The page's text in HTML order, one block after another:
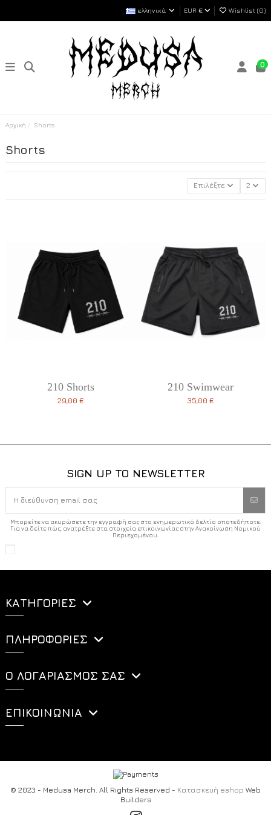
ελληνικά EUR € Wishlist (0)
0
Αρχική Shorts
Shorts
Επιλέξτε 2
210 Shorts
29,00 €
210 Swimwear
35,00 €
SIGN UP TO NEWSLETTER
Μπορείτε να ακυρώσετε την εγγραφή σας στο ενημερωτικό δελτίο οποτεδήποτε.
Για να δείτε πώς, ανατρέξτε στα στοιχεία επικοινωνίας στην Ανακοίνωση Νομικού
Περιεχομένου.
ΚΑΤΗΓΟΡΊΕΣ
ΠΛΗΡΟΦΟΡΊΕΣ
Ο ΛΟΓΑΡΙΑΣΜΌΣ ΣΑΣ
ΕΠΙΚΟΙΝΩΝΊΑ
© 2023 - Medusa Merch. All Rights Reserved - Κατασκευή eshop Web
Builders